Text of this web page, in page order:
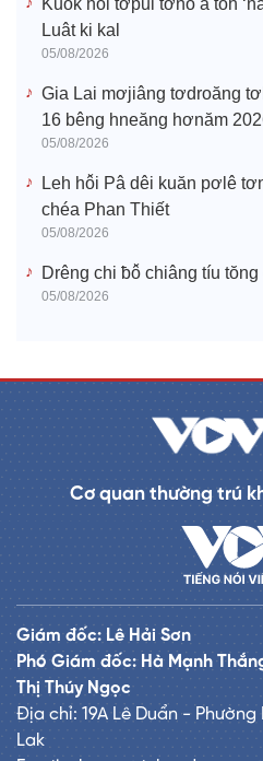
Kuô̆k hô̆i tơpui tơno a tôh
Luât ki kal
05/08/2026
Gia Lai mơjiâng tơdroăng
16 bêng hneăng hơnăm
05/08/2026
Leh hô̆i Pâ dêi kuăn pơlê
chéa Phan Thiết
05/08/2026
Drêng chi ƀô̆ chiâng tíu
05/08/2026
Cơ quan thường trú
Giám đốc: Lê Hải Sơn
Phó Giám đốc: Hà Mạnh
Thị Thúy Ngọc
Địa chỉ: 19A Lê Duẩn -
Lak